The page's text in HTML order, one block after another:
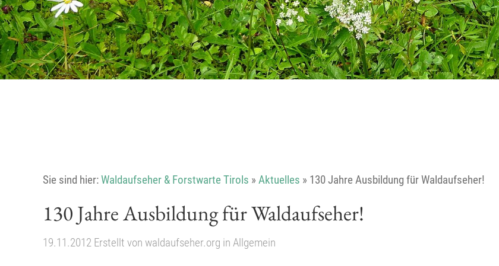
Sie sind hier:Waldaufseher & Forstwarte Tirols » Aktuelles » 130 Jahre Ausbildung für Waldaufseher!
130 Jahre Ausbildung für Waldaufseher!
19.11.2012 Erstellt von waldaufseher.org in Allgemein